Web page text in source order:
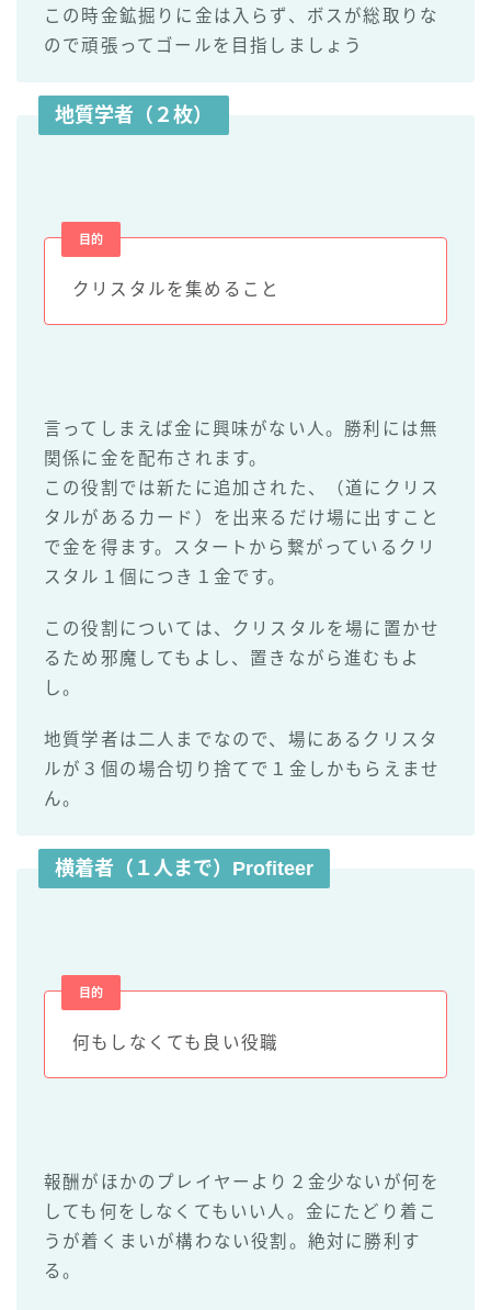
この時金鉱掘りに金は入らず、ボスが総取りな
ので頑張ってゴールを目指しましょう
地質学者（２枚）
目的
クリスタルを集めること
言ってしまえば金に興味がない人。勝利には無
関係に金を配布されます。
この役割では新たに追加された、（道にクリス
タルがあるカード）を出来るだけ場に出すこと
で金を得ます。スタートから繋がっているクリ
スタル１個につき１金です。
この役割については、クリスタルを場に置かせ
るため邪魔してもよし、置きながら進むもよ
し。
地質学者は二人までなので、場にあるクリスタ
ルが３個の場合切り捨てで１金しかもらえませ
ん。
横着者（１人まで）Profiteer
目的
何もしなくても良い役職
報酬がほかのプレイヤーより２金少ないが何を
しても何をしなくてもいい人。金にたどり着こ
うが着くまいが構わない役割。絶対に勝利す
る。